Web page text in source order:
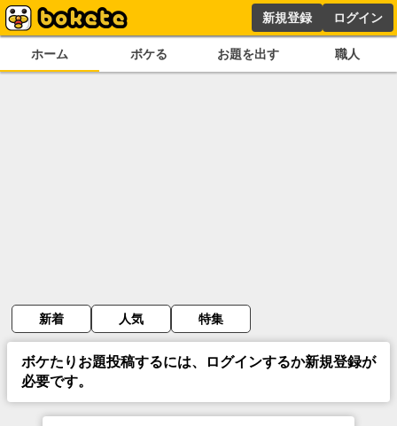
新規登録 ログイン
ホーム ボケる お題を出す 職人
新着 人気 特集
ボケたりお題投稿するには、ログインするか新規登録が
必要です。